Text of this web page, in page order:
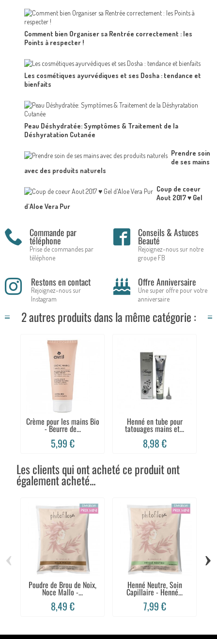
Comment bien Organiser sa Rentrée correctement : les
Points à respecter !
Les cosmétiques ayurvédiques et ses Dosha : tendance et
bienfaits
Peau Déshydratée: Symptômes & Traitement de la
Déshyratation Cutanée
Prendre soin
de ses mains
avec des produits naturels
Coup de coeur
Aout 2017 ♥ Gel
d'Aloe Vera Pur
Commande par
téléphone
Prise de commandes par
téléphone
Conseils & Astuces
Beauté
Rejoignez-nous sur notre
groupe FB
Restons en contact
Rejoignez-nous sur
Instagram
Offre Anniversaire
Une super offre pour votre
anniversaire
2 autres produits dans la même catégorie :
Crème pour les mains Bio
- Beurre de...
5,99 €
Henné en tube pour
tatouages mains et...
8,98 €
Les clients qui ont acheté ce produit ont
également acheté...
Poudre de Brou de Noix,
Noce Mallo -...
8,49 €
Henné Neutre, Soin
Capillaire - Henné...
7,99 €
‹ ›